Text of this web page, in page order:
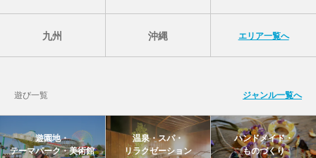
九州 沖縄 エリア一覧へ
遊び一覧 ジャンル一覧へ
遊園地・
テーマパーク・美術館
温泉・スパ・
リラクゼーション
ハンドメイド・
ものづくり